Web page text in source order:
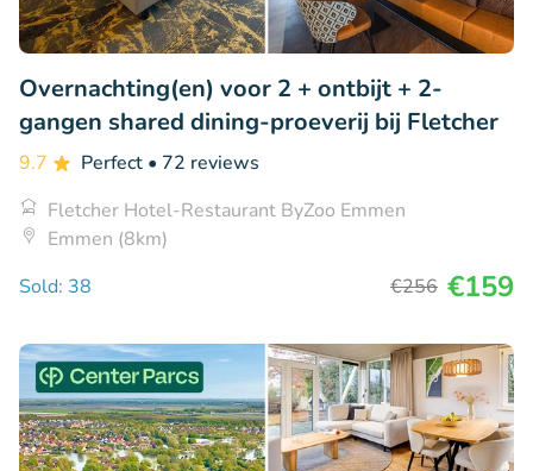
Overnachting(en) voor 2 + ontbijt + 2-
gangen shared dining-proeverij bij Fletcher
9.7 Perfect • 72 reviews
Fletcher Hotel-Restaurant ByZoo Emmen
Emmen (8km)
Sold: 38
€256 €159